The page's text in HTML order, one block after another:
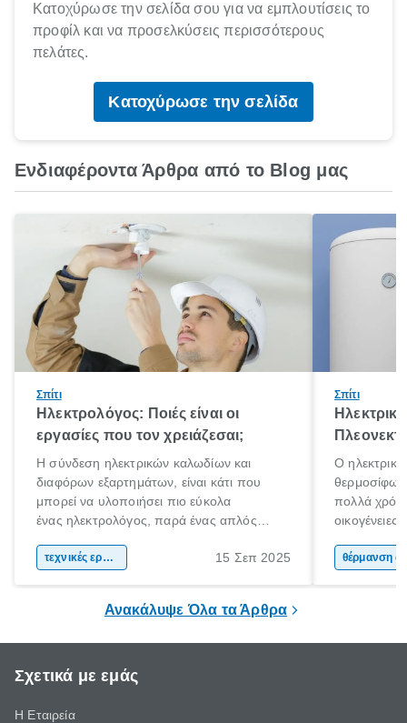
Κατοχύρωσε την σελίδα σου για να εμπλουτίσεις το
προφίλ και να προσελκύσεις περισσότερους
πελάτες.
Κατοχύρωσε την σελίδα
Ενδιαφέροντα Άρθρα από το Blog μας
Σπίτι
Ηλεκτρολόγος: Ποιές είναι οι
εργασίες που τον χρειάζεσαι;
Η σύνδεση ηλεκτρικών καλωδίων και
διαφόρων εξαρτημάτων, είναι κάτι που
μπορεί να υλοποιήσει πιο εύκολα
ένας ηλεκτρολόγος, παρά ένας απλός
περίπλοκα και επικίνδυνα. Αν έχεις στο νου
ηλεκτρολόγου είναι πιθανόν απαραίτητη.
τεχνικές εργασίες 15 Σεπ 2025
Σπίτι
Ο
πολλά
θέρμανσης
Ανακάλυψε Όλα τα Άρθρα
Σχετικά με εμάς
Η Εταιρεία